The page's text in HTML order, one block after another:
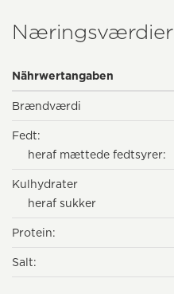
Næringsværdier
Nährwertangaben
Brændværdi
Fedt:
heraf mættede fedtsyrer:
Kulhydrater
heraf sukker
Protein:
Salt: